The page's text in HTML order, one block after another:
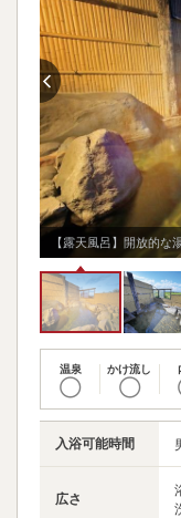
飲み物
マッサージ機
畳
【露天風呂】開放的な
温泉
◯
かけ流し
◯
入浴可能時間
広さ